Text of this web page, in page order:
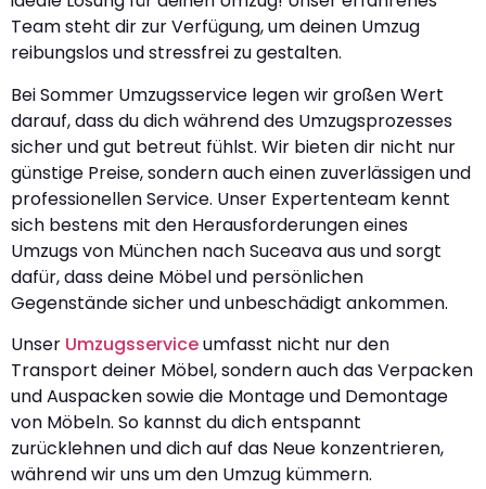
Team steht dir zur Verfügung, um deinen Umzug
reibungslos und stressfrei zu gestalten.
Bei Sommer Umzugsservice legen wir großen Wert
darauf, dass du dich während des Umzugsprozesses
sicher und gut betreut fühlst. Wir bieten dir nicht nur
günstige Preise, sondern auch einen zuverlässigen und
professionellen Service. Unser Expertenteam kennt
sich bestens mit den Herausforderungen eines
Umzugs von München nach Suceava aus und sorgt
dafür, dass deine Möbel und persönlichen
Gegenstände sicher und unbeschädigt ankommen.
Unser Umzugsserviceumfasst nicht nur den
Transport deiner Möbel, sondern auch das Verpacken
und Auspacken sowie die Montage und Demontage
von Möbeln. So kannst du dich entspannt
zurücklehnen und dich auf das Neue konzentrieren,
während wir uns um den Umzug kümmern.